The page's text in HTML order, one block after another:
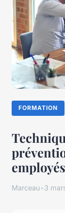
FORMATION
Marceau•3